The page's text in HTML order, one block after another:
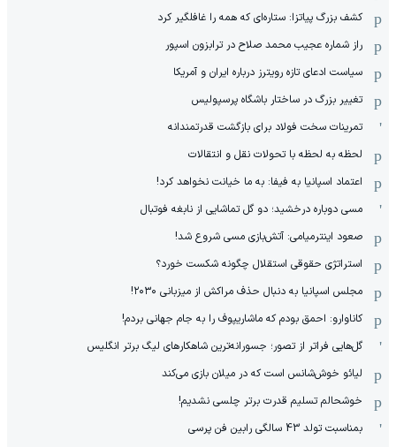
کشف بزرگ پیاتزا: ستاره‌ای که همه را غافلگیر کرد
راز شماره عجیب محمد صلاح در ترابزون اسپور
سیاست ادعای تازه رویترز درباره ایران و آمریکا
تغییر بزرگ در ساختار باشگاه پرسپولیس
تمرینات سخت فولاد برای بازگشت قدرتمندانه
لحظه به لحظه با تحولات نقل و انتقالات
اعتماد اسپانیا به فیفا: به ما خیانت نخواهد کرد!
مسی دوباره درخشید؛ دو گل تماشایی از نابغه فوتبال
صعود اینترمیامی: آتش‌بازی مسی شروع شد!
استراتژی حقوقی استقلال چگونه شکست خورد؟
مجلس اسپانیا به دنبال حذف مراکش از میزبانی ۲۰۳۰!
کاناوارو: احمق بودم که ماشاریپوف را به جام جهانی بردم!
گل‌هایی فراتر از تصور؛ جسورانه‌ترین شاهکارهای لیگ برتر انگلیس
لیائو خوش‌شانس است که در میلان بازی می‌کند
خوشحالم تسلیم قدرت برتر چلسی نشدیم!
بمناسبت تولد 43 سالگی رابین فن پرسی